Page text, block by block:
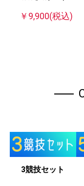
￥9,900(税込)
3競技セット